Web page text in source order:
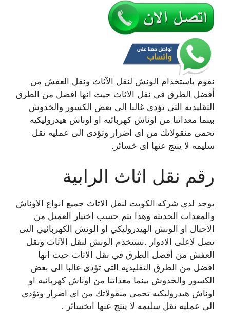
نقوم باستخدام الونش لنقل الآثاث ونقل العفش من
أفضل الطرق في نقل الاثاث حيث انها افضل من الطرق
التقليديه التى تؤدى غالبا الى بعض الكسور والخدوش
بينما معداتنا من اوناش كهربائيه او اوناش هيدروليكيه
تحمى منقولاتك من اى اضرار وتؤدى الى عمليه نقل
سليمه لا ينتج عنها اى خسائر.
رقم نقل اثاث الرابية
يوجد لدى شركه الكويت لنقل الاثاث جميع انواع الاوناش
والمعدات الحديثه وهذا يتم حسب اختيار العميل من
الاحبال او الونش الهيدروليكي او الونش الكهربائيي التى
تصل لاعلى الادوار .نستخدم الونش لنقل الآثاث ونقل
العفش من أفضل الطرق في نقل الاثاث حيث انها
افضل من الطرق التقليديه التى تؤدى غالبا الى بعض
الكسور والخدوش بينما معداتنا من اوناش كهربائيه او
اوناش هيدروليكيه تحمى منقولاتك من اى اضرار وتؤدى
الى عمليه نقل سليمه لا ينتج عنها اىخسائر .